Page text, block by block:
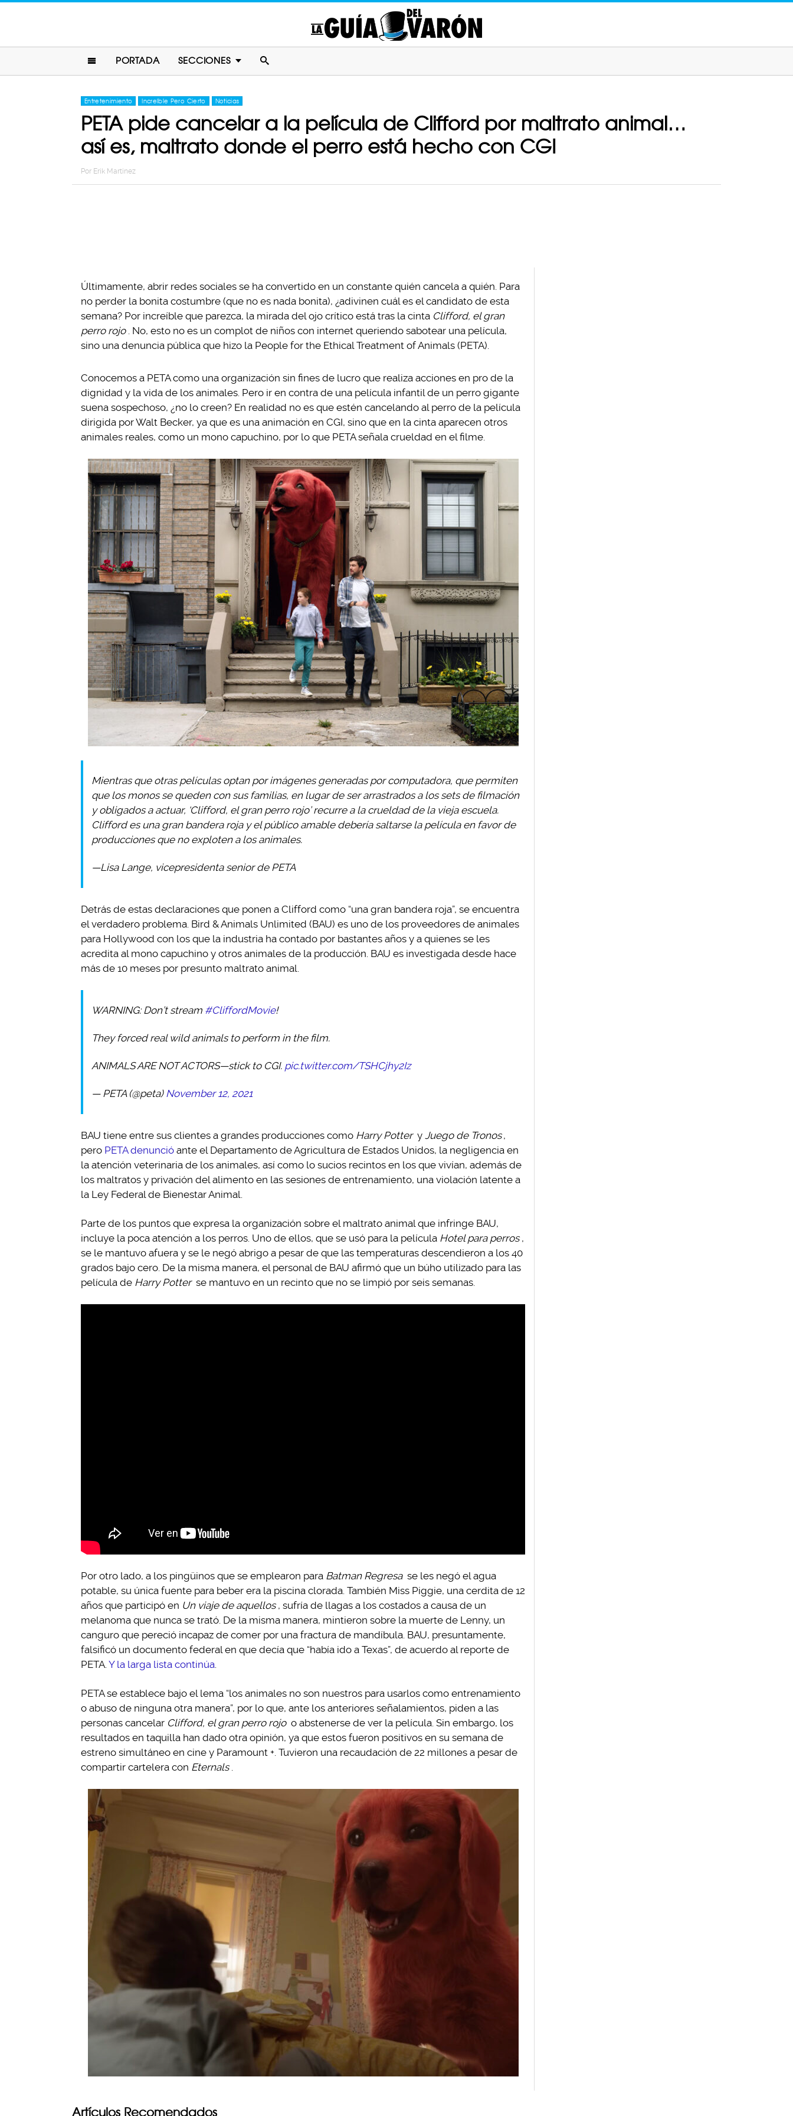
PORTADA SECCIONES
Entretenimiento Increíble Pero Cierto Noticias
PETA pide cancelar a la película de Clifford por maltrato animal…
así es, maltrato donde el perro está hecho con CGI
Por Erik Martinez
Últimamente, abrir redes sociales se ha convertido en un constante quién cancela a quién. Para
no perder la bonita costumbre (que no es nada bonita), ¿adivinen cuál es el candidato de esta
semana? Por increíble que parezca, la mirada del ojo crítico está tras la cinta Clifford, el gran
perro rojo . No, esto no es un complot de niños con internet queriendo sabotear una película,
sino una denuncia pública que hizo la People for the Ethical Treatment of Animals (PETA).
Conocemos a PETA como una organización sin fines de lucro que realiza acciones en pro de la
dignidad y la vida de los animales. Pero ir en contra de una película infantil de un perro gigante
suena sospechoso, ¿no lo creen? En realidad no es que estén cancelando al perro de la película
dirigida por Walt Becker, ya que es una animación en CGI, sino que en la cinta aparecen otros
animales reales, como un mono capuchino, por lo que PETA señala crueldad en el filme.
Mientras que otras películas optan por imágenes generadas por computadora, que permiten
que los monos se queden con sus familias, en lugar de ser arrastrados a los sets de filmación
y obligados a actuar, ‘Clifford, el gran perro rojo’ recurre a la crueldad de la vieja escuela.
Clifford es una gran bandera roja y el público amable debería saltarse la película en favor de
producciones que no exploten a los animales.
—Lisa Lange, vicepresidenta senior de PETA
Detrás de estas declaraciones que ponen a Clifford como “una gran bandera roja”, se encuentra
el verdadero problema. Bird & Animals Unlimited (BAU) es uno de los proveedores de animales
para Hollywood con los que la industria ha contado por bastantes años y a quienes se les
acredita al mono capuchino y otros animales de la producción. BAU es investigada desde hace
más de 10 meses por presunto maltrato animal.
WARNING: Don’t stream #CliffordMovie!
They forced real wild animals to perform in the film.
ANIMALS ARE NOT ACTORS—stick to CGI. pic.twitter.com/TSHCjhy2Iz
— PETA (@peta) November 12, 2021
BAU tiene entre sus clientes a grandes producciones como Harry Potter y Juego de Tronos ,
pero PETA denunció ante el Departamento de Agricultura de Estados Unidos, la negligencia en
la atención veterinaria de los animales, así como lo sucios recintos en los que vivían, además de
los maltratos y privación del alimento en las sesiones de entrenamiento, una violación latente a
la Ley Federal de Bienestar Animal.
Parte de los puntos que expresa la organización sobre el maltrato animal que infringe BAU,
incluye la poca atención a los perros. Uno de ellos, que se usó para la película Hotel para perros ,
se le mantuvo afuera y se le negó abrigo a pesar de que las temperaturas descendieron a los 40
grados bajo cero. De la misma manera, el personal de BAU afirmó que un búho utilizado para las
película de Harry Potter se mantuvo en un recinto que no se limpió por seis semanas.
Por otro lado, a los pingüinos que se emplearon para Batman Regresa se les negó el agua
potable, su única fuente para beber era la piscina clorada. También Miss Piggie, una cerdita de 12
años que participó en Un viaje de aquellos , sufría de llagas a los costados a causa de un
melanoma que nunca se trató. De la misma manera, mintieron sobre la muerte de Lenny, un
canguro que pereció incapaz de comer por una fractura de mandíbula. BAU, presuntamente,
falsificó un documento federal en que decía que “había ido a Texas”, de acuerdo al reporte de
PETA. Y la larga lista continúa
PETA se establece bajo el lema “los animales no son nuestros para usarlos como entrenamiento
o abuso de ninguna otra manera”, por lo que, ante los anteriores señalamientos, piden a las
personas cancelar Clifford, el gran perro rojo o abstenerse de ver la película. Sin embargo, los
resultados en taquilla han dado otra opinión, ya que estos fueron positivos en su semana de
estreno simultáneo en cine y Paramount +. Tuvieron una recaudación de 22 millones a pesar de
compartir cartelera con Eternals
Artículos Recomendados